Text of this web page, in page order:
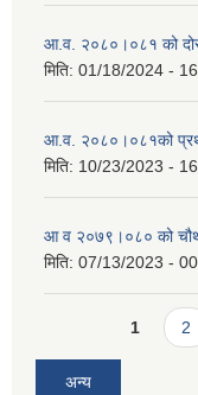
आ.व. २०८०।०८१ को
मिति: 01/18/2024 -
आ.व. २०८०।०८१को
मिति: 10/23/2023 -
आ व २०७९।०८० को
मिति: 07/13/2023 -
Pages1 2
अन्य